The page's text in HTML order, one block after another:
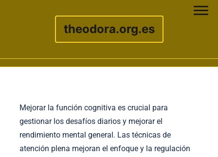
theodora.org.es
Mejorar la función cognitiva es crucial para
gestionar los desafíos diarios y mejorar el
rendimiento mental general. Las técnicas de
atención plena mejoran el enfoque y la regulación